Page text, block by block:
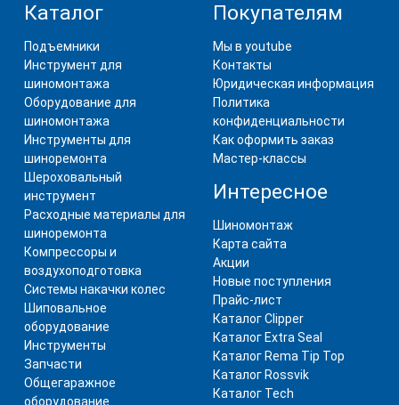
Каталог
Подъемники
Инструмент для
шиномонтажа
Оборудование для
шиномонтажа
Инструменты для
шиноремонта
Шероховальный
инструмент
Расходные материалы для
шиноремонта
Компрессоры и
воздухоподготовка
Системы накачки колес
Шиповальное
оборудование
Инструменты
Запчасти
Общегаражное
оборудование
Покупателям
Мы в youtube
Контакты
Юридическая информация
Политика
конфиденциальности
Как оформить заказ
Мастер-классы
Интересное
Шиномонтаж
Карта сайта
Акции
Новые поступления
Прайс-лист
Каталог Clipper
Каталог Extra Seal
Каталог Rema Tip Top
Каталог Rossvik
Каталог Tech